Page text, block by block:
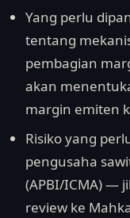
Yang perlu
tentang
pembagian
akan
margin emiten
Risiko yang
pengusaha
(APBI/ICMA) —
review ke